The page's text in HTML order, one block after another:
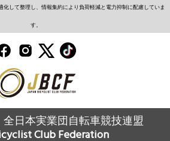
して整理し、情報集約により負荷軽減と電力抑制に配慮していま
す。
日本実業団自転車競技連盟
Club Federation